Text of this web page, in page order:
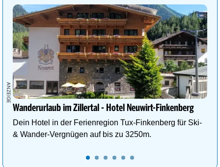
Wanderurlaub im Zillertal - Hotel Neuwirt-Finkenberg
Dein Hotel in der Ferienregion Tux-Finkenberg für Ski-
& Wander-Vergnügen auf bis zu 3250m.